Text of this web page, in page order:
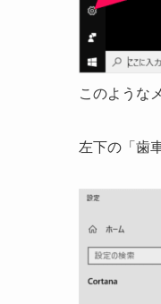
このような
左下の「歯